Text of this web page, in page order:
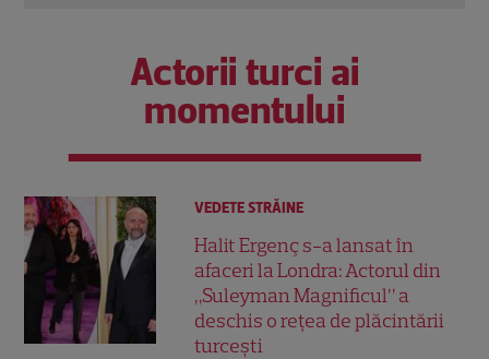
Actorii turci ai
momentului
VEDETE STRĂINE
Halit Ergenç s-a lansat în
afaceri la Londra: Actorul din
„Suleyman Magnificul” a
deschis o rețea de plăcintării
turcești